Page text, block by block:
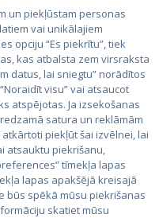
un piekļūstam personas
vai unikālajiem
opciju “Es piekrītu”, tiek
kas atbalsta zem virsraksta
datus, lai sniegtu” norādītos
visu” vai atsaucot
atspējotas. Ja izsekošanas
satura un reklāmām
piekļūt šai izvēlnei, lai
atsauktu piekrišanu,
tīmekļa lapas
lapas apakšējā kreisajā
būs spēkā mūsu piekrišanas
skatiet mūsu